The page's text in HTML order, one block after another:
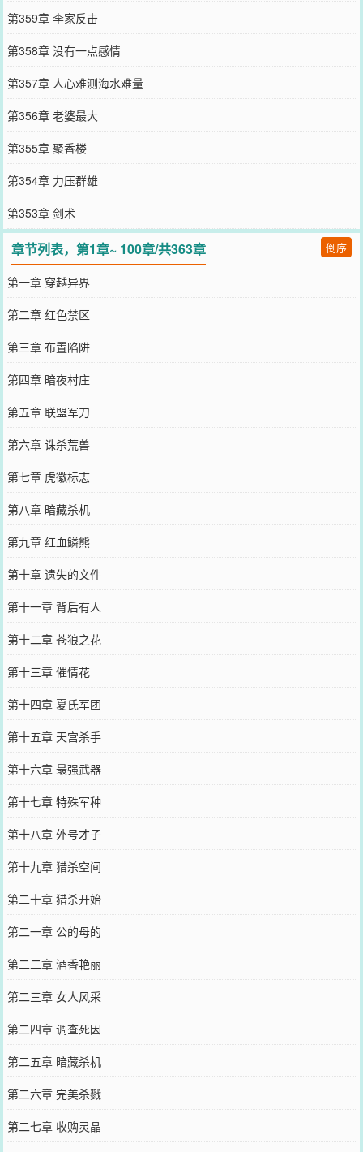
第359章 李家反击
第358章 没有一点感情
第357章 人心难测海水难量
第356章 老婆最大
第355章 聚香楼
第354章 力压群雄
第353章 剑术
章节列表，第1章~ 100章/共363章 倒序
第一章 穿越异界
第二章 红色禁区
第三章 布置陷阱
第四章 暗夜村庄
第五章 联盟军刀
第六章 诛杀荒兽
第七章 虎徽标志
第八章 暗藏杀机
第九章 红血鳞熊
第十章 遗失的文件
第十一章 背后有人
第十二章 苍狼之花
第十三章 催情花
第十四章 夏氏军团
第十五章 天宫杀手
第十六章 最强武器
第十七章 特殊军种
第十八章 外号才子
第十九章 猎杀空间
第二十章 猎杀开始
第二一章 公的母的
第二二章 酒香艳丽
第二三章 女人风采
第二四章 调查死因
第二五章 暗藏杀机
第二六章 完美杀戮
第二七章 收购灵晶